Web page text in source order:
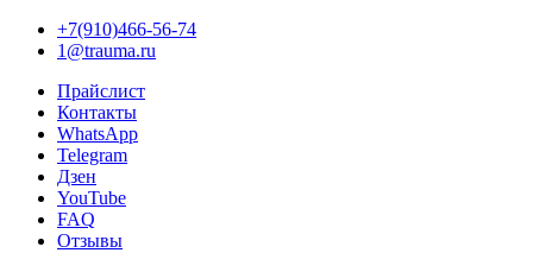
+7(910)466-56-74
1@trauma.ru
Прайслист
Контакты
WhatsApp
Telegram
Дзен
YouTube
FAQ
Отзывы